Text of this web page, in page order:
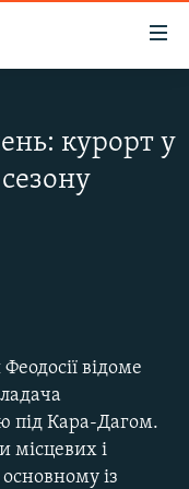
курорт у
відоме
під Кара-Дагом.
місцевих і
із